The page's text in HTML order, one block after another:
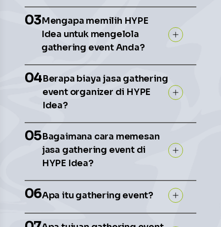
03Mengapa memilih HYPE
Idea untuk mengelola
gathering event Anda?
04Berapa biaya jasa gathering
event organizer di HYPE
Idea?
05Bagaimana cara memesan
jasa gathering event di
HYPE Idea?
06Apa itu gathering event?